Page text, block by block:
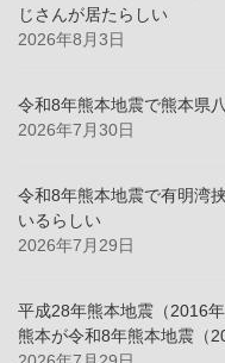
じさんが居たらしい
2026年8月3日
令和8年熊本地震で熊本県
2026年7月30日
令和8年熊本地震で有明湾
いるらしい
2026年7月29日
平成28年熊本地震（2016
熊本が令和8年熊本地震（